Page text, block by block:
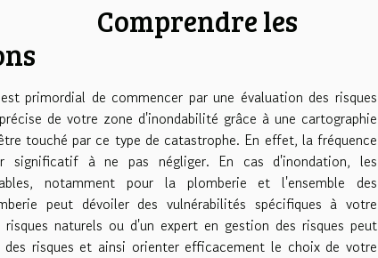
Comprendre les
primordial de commencer par une évaluation des risques
de votre zone d'inondabilité grâce à une cartographie
touché par ce type de catastrophe. En effet, la fréquence
significatif à ne pas négliger. En cas d'inondation, les
notamment pour la plomberie et l'ensemble des
peut dévoiler des vulnérabilités spécifiques à votre
naturels ou d'un expert en gestion des risques peut
risques et ainsi orienter efficacement le choix de votre